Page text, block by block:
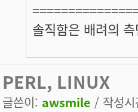
솔직함은 배려의
PERL, LINUX
글쓴이: awsmile / 작성